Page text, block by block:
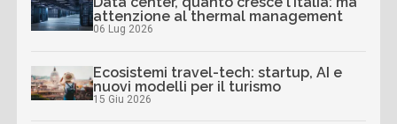
attenzione al thermal management
06 Lug 2026
Ecosistemi travel-tech: startup, AI e
nuovi modelli per il turismo
15 Giu 2026